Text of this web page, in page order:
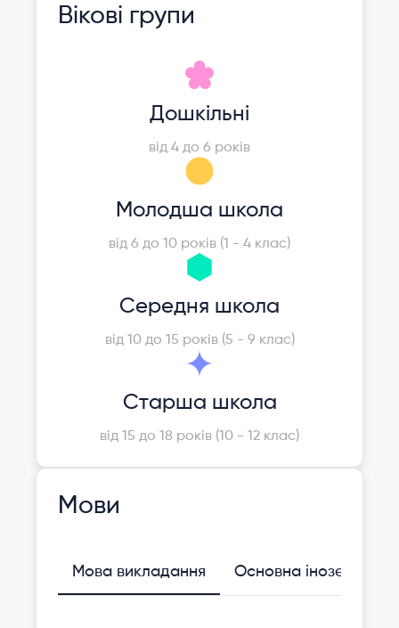
Вікові групи
Дошкільні
від 4 до 6 років
Молодша школа
від 6 до 10 років (1 - 4 клас)
Середня школа
від 10 до 15 років (5 - 9 клас)
Старша школа
від 15 до 18 років (10 - 12 клас)
Мови
Мова викладання Основна іноземна